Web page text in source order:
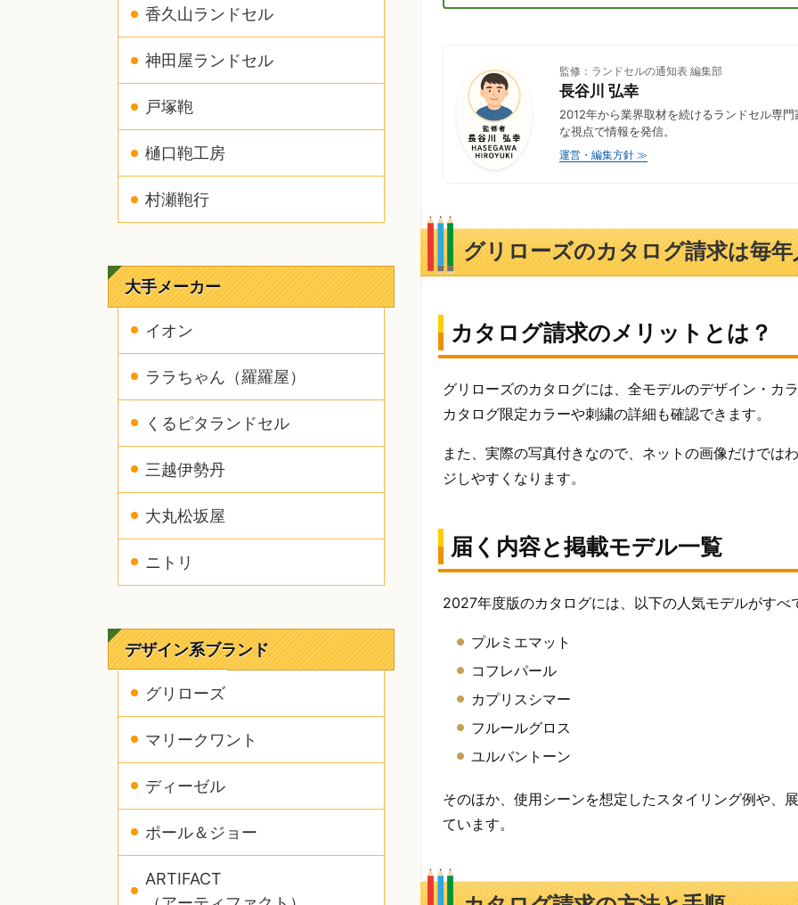
監修：ランドセルの通知表 編集部
長谷川 弘幸
2012年から業界取材を続けるランドセル専
な視点で情報を発信。
運営・編集方針 ≫
グリローズのカタログ請求は毎
カタログ請求のメリットとは？
グリローズのカタログには、全モデルのデザイン・カ
カタログ限定カラーや刺繍の詳細も確認できます。
また、実際の写真付きなので、ネットの画像だけでは
ジしやすくなります。
届く内容と掲載モデル一覧
2027年度版のカタログには、以下の人気モデルがすべ
プルミエマット
コフレパール
カプリスシマー
フルールグロス
ユルバントーン
そのほか、使用シーンを想定したスタイリング例や、
ています。
香久山ランドセル
神田屋ランドセル
戸塚鞄
樋口鞄工房
村瀬鞄行
大手メーカー
イオン
ララちゃん（羅羅屋）
くるピタランドセル
三越伊勢丹
大丸松坂屋
ニトリ
デザイン系ブランド
グリローズ
マリークワント
ディーゼル
ポール＆ジョー
ARTIFACT